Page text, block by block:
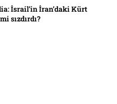
İsrail’in İran’daki Kürt
sızdırdı?